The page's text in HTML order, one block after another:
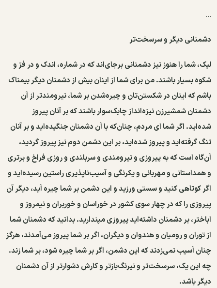
...
دشمنانی دیگر و سرسخت‌تر
لیک، شما را هنوز نیز دشمنانی برجای‌اند که در شماره، اندک و در فرّ و
شکوه بسیار باشند. من برای شما از اینان بیش از دشمنان دیگر بیمناک
باشم که اینان در شکستن‌تان و چیره‌شدن بر شما، نیرومندتر از آن
دشمنان شمشیرزن نیزه‌انداز چابک‌سوار باشند که بر آنان پیروز
شده‌اید. اگر شما ای مردم، چنان‌که با آن دشمنان جنگیده‌اید و بر آنان
تنگ گرفته‌اید و پیروز شده‌اید، بر این دشمن دوم نیز پیروز گردید،
آن‌گاه است که به پیروزی و نیرومندی و سربلندی و روزی فراخ و برتری
و همداستانی و مهربانی و یکرنگی و آسیب‌ناپذیری راستین رسیده‌اید و
اگر کوتاهی کنید و سستی ورزید و این دشمن بر شما چیره آید، دیگر آن
پیروزی را که در چهار سوی کشور در خوراسان و خوربران و نیمروز و
اباختر، بر دشمنان داشته‌اید پیروزی مپندارید. بدانید که دشمنان شما
از توران و رومیان و هندوان و دیگران، اگر بر شما پیروز می‌آمدند، هرگز
چنان آسیب نمی‌زدند که این دشمن، اگر بر شما چیره شود، بر شما زند.
چه این یک، سرسخت‌تر و نیرنگ‌بازتر و کارش دشوارتر از آن دشمنان
دیگر باشد.